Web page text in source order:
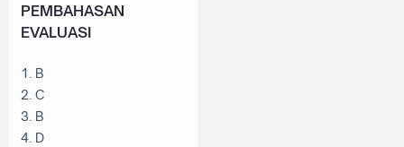
PEMBAHASAN
EVALUASI
1. B
2. C
3. B
4. D